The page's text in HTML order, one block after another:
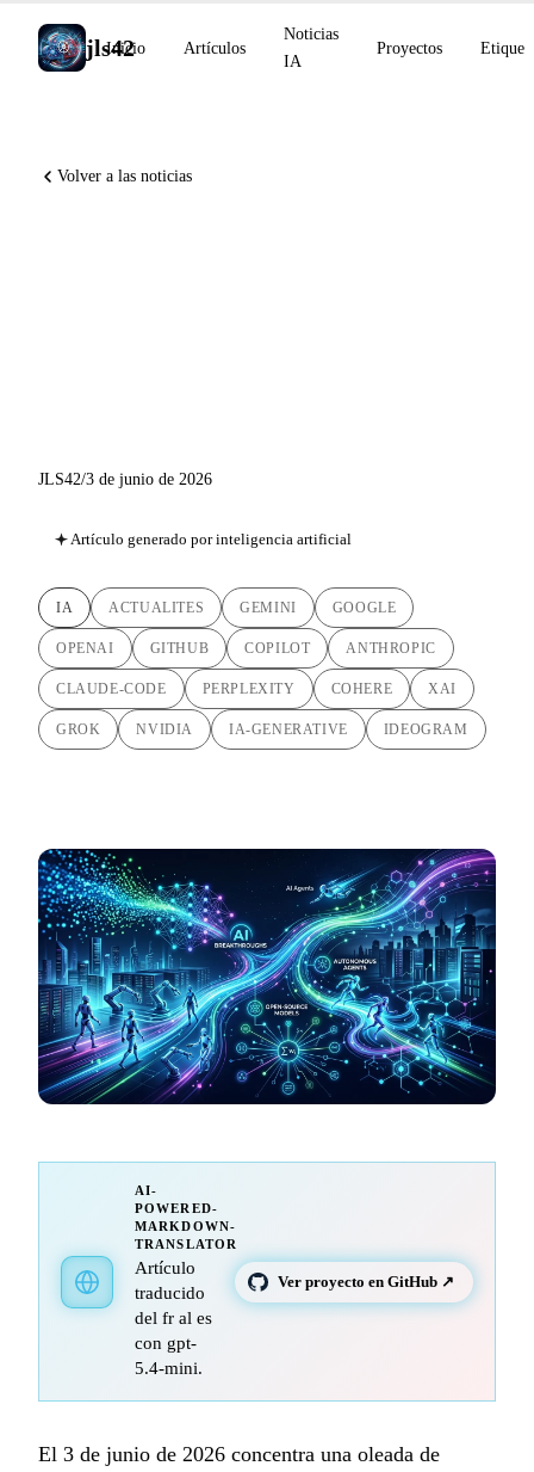
jls42
Inicio Artículos
Noticias
IA
Proyectos
Volver a las noticias
JLS42/3 de junio de 2026
Artículo generado por inteligencia artificial
IA ACTUALITES GEMINI GOOGLE
OPENAI GITHUB COPILOT ANTHROPIC
CLAUDE-CODE PERPLEXITY COHERE XAI
GROK NVIDIA IA-GENERATIVE IDEOGRAM
AI-
POWERED-
MARKDOWN-
TRANSLATOR
Artículo
traducido
del fr al es
con gpt-
5.4-mini.
Ver proyecto en GitHub ↗
El 3 de junio de 2026 concentra una oleada de